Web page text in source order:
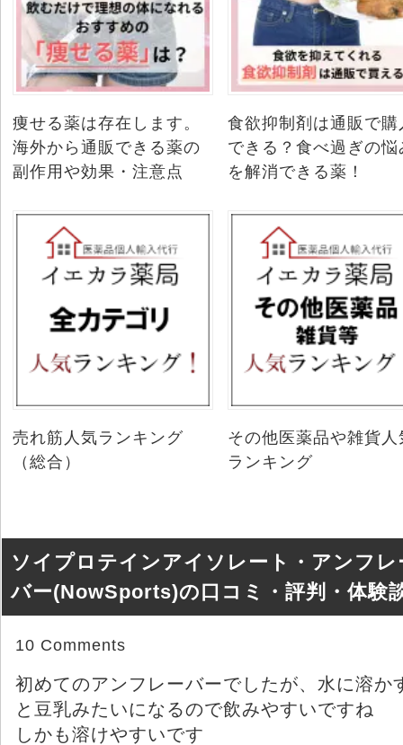
痩せる薬は存在します。
海外から通販できる薬の
副作用や効果・注意点
食欲抑制剤は通販で購
できる？食べ過ぎの悩
を解消できる薬！
売れ筋人気ランキング
（総合）
その他医薬品や雑貨人
ランキング
ソイプロテインアイソレート・アンフレ
バー(NowSports)の口コミ・評判・体験
10 Comments
初めてのアンフレーバーでしたが、水に溶か
と豆乳みたいになるので飲みやすいですね
しかも溶けやすいです